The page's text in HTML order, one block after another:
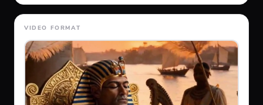
VIDEO FORMAT